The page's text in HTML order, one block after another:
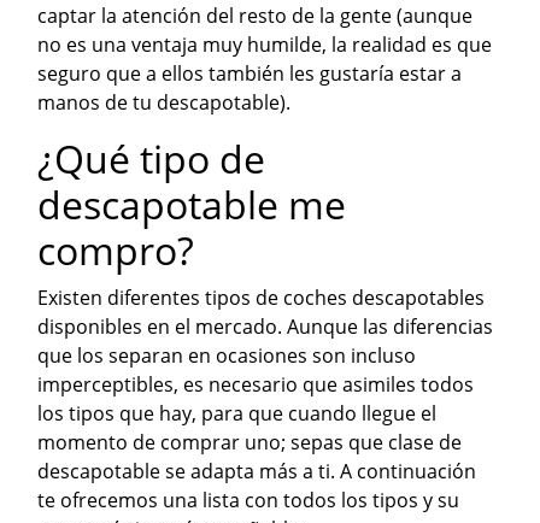
captar la atención del resto de la gente (aunque
no es una ventaja muy humilde, la realidad es que
seguro que a ellos también les gustaría estar a
manos de tu descapotable).
¿Qué tipo de
descapotable me
compro?
Existen diferentes tipos de coches descapotables
disponibles en el mercado. Aunque las diferencias
que los separan en ocasiones son incluso
imperceptibles, es necesario que asimiles todos
los tipos que hay, para que cuando llegue el
momento de comprar uno; sepas que clase de
descapotable se adapta más a ti. A continuación
te ofrecemos una lista con todos los tipos y su